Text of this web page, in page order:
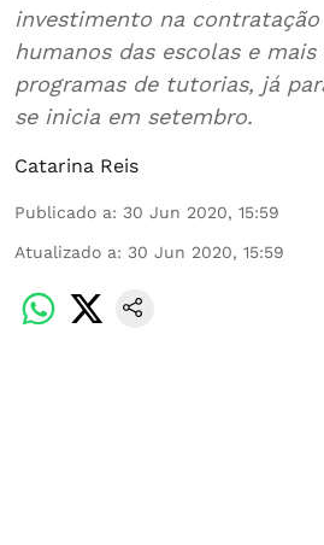
investimento na contratação
humanos das escolas e
programas de tutorias, já
se inicia em setembro.
Catarina Reis
Publicado a: 30 Jun 2020, 15:59
Atualizado a: 30 Jun 2020, 15:59